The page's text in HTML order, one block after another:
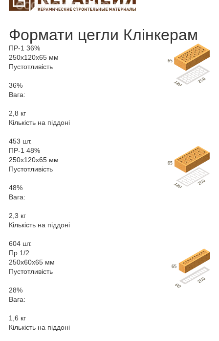
Формати цегли Клінкерам
ПР-1 36%
250х120х65 мм
Пустотливість
36%
Вага:
2,8 кг
Кількість на піддоні
453 шт.
ПР-1 48%
250х120х65 мм
Пустотливість
48%
Вага:
2,3 кг
Кількість на піддоні
604 шт.
Пр 1/2
250х60х65 мм
Пустотливість
28%
Вага:
1,6 кг
Кількість на піддоні